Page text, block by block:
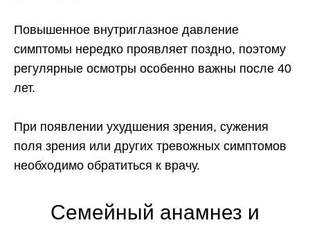
Повышенное внутриглазное давление
симптомы нередко проявляет поздно, поэтому
регулярные осмотры особенно важны после 40
лет.
При появлении ухудшения зрения, сужения
поля зрения или других тревожных симптомов
необходимо обратиться к врачу.
Семейный анамнез и